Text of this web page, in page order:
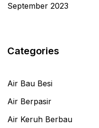
September 2023
Categories
Air Bau Besi
Air Berpasir
Air Keruh Berbau